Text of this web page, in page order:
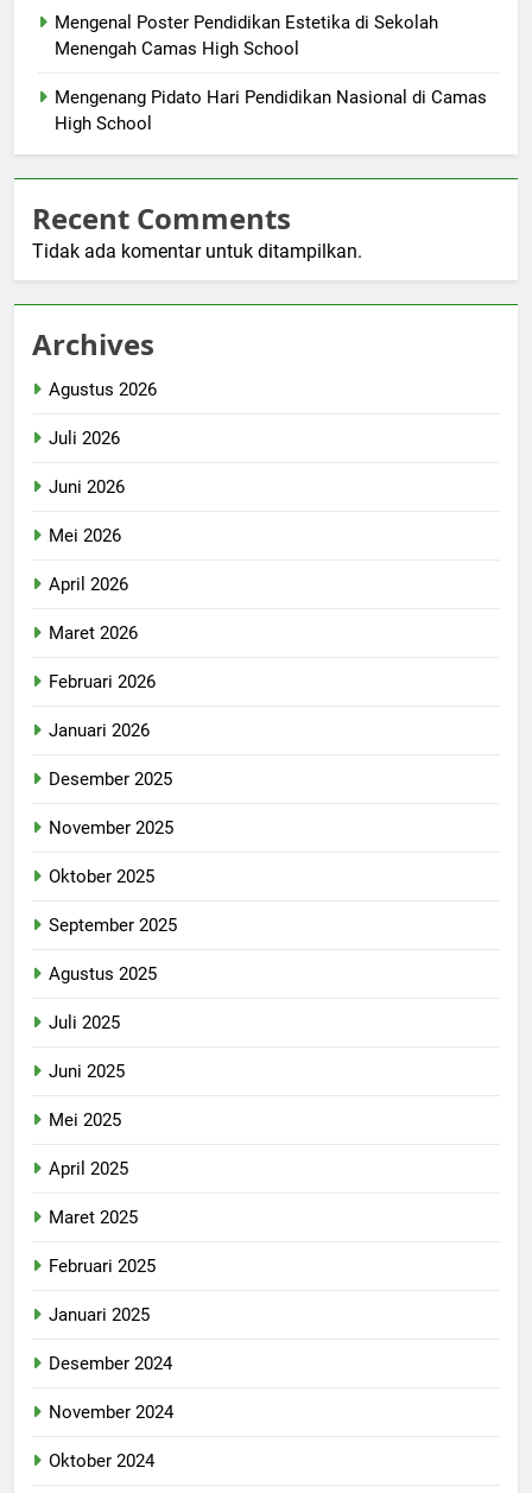
Mengenal Poster Pendidikan Estetika di Sekolah
Menengah Camas High School
Mengenang Pidato Hari Pendidikan Nasional di Camas
High School
Recent Comments
Tidak ada komentar untuk ditampilkan.
Archives
Agustus 2026
Juli 2026
Juni 2026
Mei 2026
April 2026
Maret 2026
Februari 2026
Januari 2026
Desember 2025
November 2025
Oktober 2025
September 2025
Agustus 2025
Juli 2025
Juni 2025
Mei 2025
April 2025
Maret 2025
Februari 2025
Januari 2025
Desember 2024
November 2024
Oktober 2024